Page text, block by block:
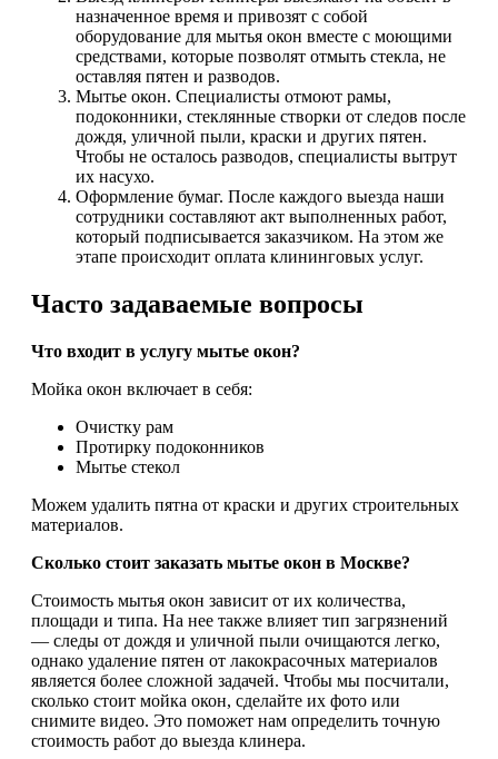
назначенное время и привозят с собой
оборудование для мытья окон вместе с моющими
средствами, которые позволят отмыть стекла, не
оставляя пятен и разводов.
Мытье окон. Специалисты отмоют рамы,
подоконники, стеклянные створки от следов после
дождя, уличной пыли, краски и других пятен.
Чтобы не осталось разводов, специалисты вытрут
их насухо.
Оформление бумаг. После каждого выезда наши
сотрудники составляют акт выполненных работ,
который подписывается заказчиком. На этом же
этапе происходит оплата клининговых услуг.
Часто задаваемые вопросы
Что входит в услугу мытье окон?
Мойка окон включает в себя:
Очистку рам
Протирку подоконников
Мытье стекол
Можем удалить пятна от краски и других строительных
материалов.
Сколько стоит заказать мытье окон в Москве?
Стоимость мытья окон зависит от их количества,
площади и типа. На нее также влияет тип загрязнений
— следы от дождя и уличной пыли очищаются легко,
однако удаление пятен от лакокрасочных материалов
является более сложной задачей. Чтобы мы посчитали,
сколько стоит мойка окон, сделайте их фото или
снимите видео. Это поможет нам определить точную
стоимость работ до выезда клинера.